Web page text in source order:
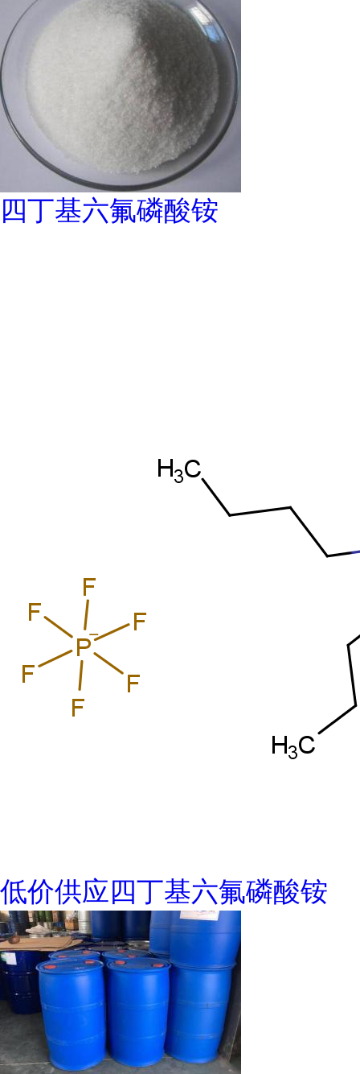
四丁基六氟磷酸铵
低价供应四丁基六氟磷酸铵